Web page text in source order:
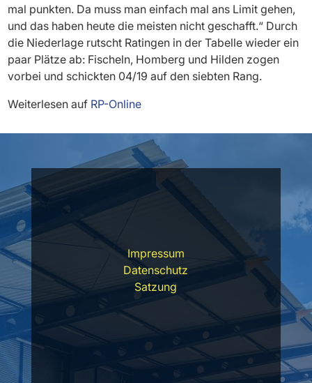
mal punkten. Da muss man einfach mal ans Limit gehen,
und das haben heute die meisten nicht geschafft.“ Durch
die Niederlage rutscht Ratingen in der Tabelle wieder ein
paar Plätze ab: Fischeln, Homberg und Hilden zogen
vorbei und schickten 04/19 auf den siebten Rang.
Weiterlesen auf RP-Online
Impressum
Datenschutz
Satzung